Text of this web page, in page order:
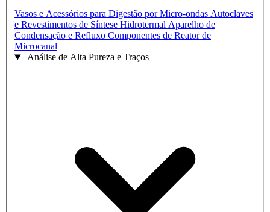
Vasos e Acessórios para Digestão por Micro-ondas Autoclaves
e Revestimentos de Síntese Hidrotermal Aparelho de
Condensação e Refluxo Componentes de Reator de
Microcanal
Análise de Alta Pureza e Traços